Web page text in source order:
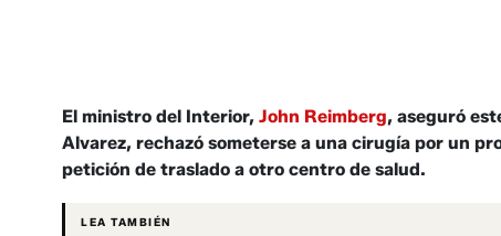
El ministro del Interior, John Reimberg, aseguró
Alvarez, rechazó someterse a una cirugía por un
petición de traslado a otro centro de salud.
LEA TAMBIÉN